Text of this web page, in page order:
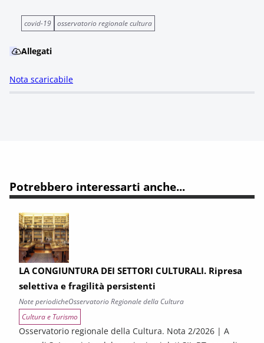
covid-19 osservatorio regionale cultura
Allegati
Nota scaricabile
Potrebbero interessarti anche...
LA CONGIUNTURA DEI SETTORI CULTURALI. Ripresa
selettiva e fragilità persistenti
Note periodicheOsservatorio Regionale della Cultura
Cultura e Turismo
Osservatorio regionale della Cultura. Nota 2/2026 | A